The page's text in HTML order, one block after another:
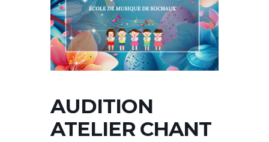
AUDITION
ATELIER CHANT